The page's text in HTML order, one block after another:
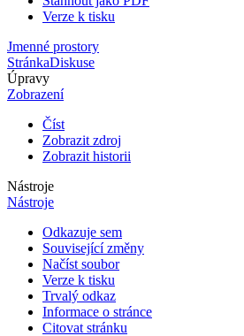
Verze k tisku
Jmenné prostory
StránkaDiskuse
Úpravy
Zobrazení
Číst
Zobrazit zdroj
Zobrazit historii
Nástroje
Nástroje
Odkazuje sem
Související změny
Načíst soubor
Verze k tisku
Trvalý odkaz
Informace o stránce
Citovat stránku